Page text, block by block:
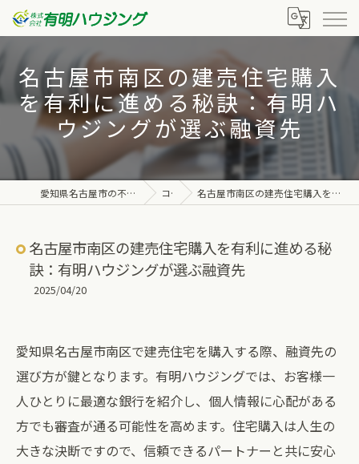
名古屋市南区の建売住宅購入
を有利に進める秘訣：有明ハ
ウジングが選ぶ融資先
愛知県名古屋市の不動産なら株式会社有明ハウジング コラム 名古屋市南区の建売住宅購入を有利に進める秘訣：有明ハウジングが選ぶ融資先
名古屋市南区の建売住宅購入を有利に進める秘
訣：有明ハウジングが選ぶ融資先
2025/04/20
愛知県名古屋市南区で建売住宅を購入する際、融資先の
選び方が鍵となります。有明ハウジングでは、お客様一
人ひとりに最適な銀行を紹介し、個人情報に心配がある
方でも審査が通る可能性を高めます。住宅購入は人生の
大きな決断ですので、信頼できるパートナーと共に安心